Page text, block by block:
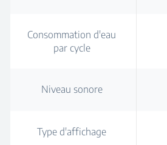
Consommation d'eau
par cycle
Niveau sonore
Type d'affichage